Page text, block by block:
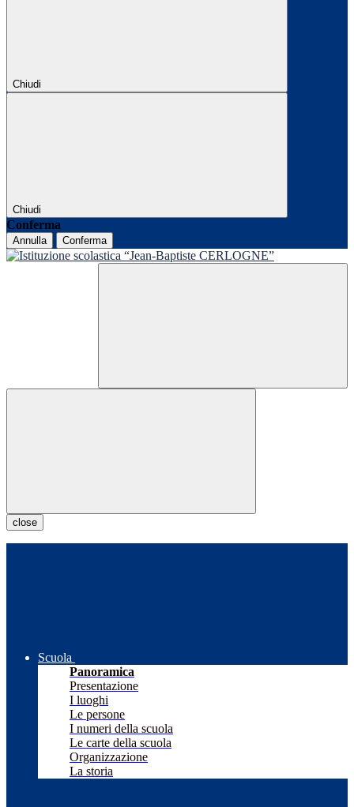
Chiudi
Chiudi
Conferma
Annulla Conferma
close
Scuola
Panoramica
Presentazione
I luoghi
Le persone
I numeri della scuola
Le carte della scuola
Organizzazione
La storia